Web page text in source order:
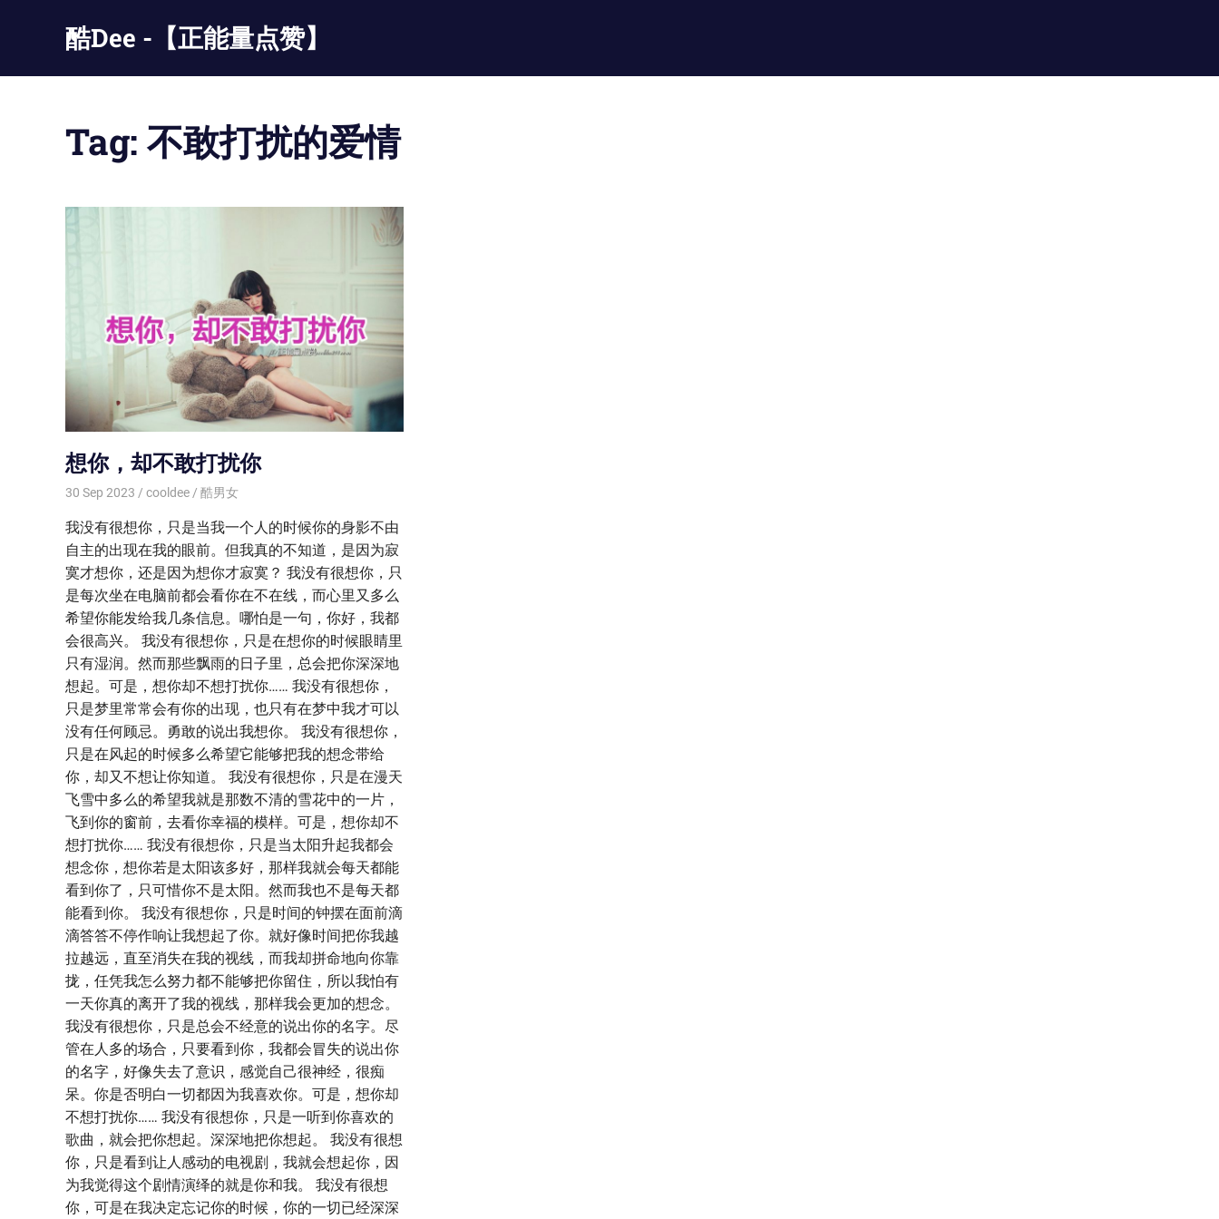
酷Dee -【正能量点赞】
酷
只
酷
Tag: 不敢打扰的爱情
想你，却不敢打扰你
30 Sep 2023 cooldee 酷男女
我没有很想你，只是当我一个人的时候你的身影不由
自主的出现在我的眼前。但我真的不知道，是因为寂
寞才想你，还是因为想你才寂寞？ 我没有很想你，只
是每次坐在电脑前都会看你在不在线，而心里又多么
希望你能发给我几条信息。哪怕是一句，你好，我都
会很高兴。 我没有很想你，只是在想你的时候眼睛里
只有湿润。然而那些飘雨的日子里，总会把你深深地
想起。可是，想你却不想打扰你…… 我没有很想你，
只是梦里常常会有你的出现，也只有在梦中我才可以
没有任何顾忌。勇敢的说出我想你。 我没有很想你，
只是在风起的时候多么希望它能够把我的想念带给
你，却又不想让你知道。 我没有很想你，只是在漫天
飞雪中多么的希望我就是那数不清的雪花中的一片，
飞到你的窗前，去看你幸福的模样。可是，想你却不
想打扰你…… 我没有很想你，只是当太阳升起我都会
想念你，想你若是太阳该多好，那样我就会每天都能
看到你了，只可惜你不是太阳。然而我也不是每天都
能看到你。 我没有很想你，只是时间的钟摆在面前滴
滴答答不停作响让我想起了你。就好像时间把你我越
拉越远，直至消失在我的视线，而我却拼命地向你靠
拢，任凭我怎么努力都不能够把你留住，所以我怕有
一天你真的离开了我的视线，那样我会更加的想念。
我没有很想你，只是总会不经意的说出你的名字。尽
管在人多的场合，只要看到你，我都会冒失的说出你
的名字，好像失去了意识，感觉自己很神经，很痴
呆。你是否明白一切都因为我喜欢你。可是，想你却
不想打扰你…… 我没有很想你，只是一听到你喜欢的
歌曲，就会把你想起。深深地把你想起。 我没有很想
你，只是看到让人感动的电视剧，我就会想起你，因
为我觉得这个剧情演绎的就是你和我。 我没有很想
你，可是在我决定忘记你的时候，你的一切已经深深